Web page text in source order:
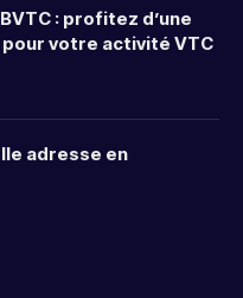
: profitez d’une
votre activité VTC
adresse en